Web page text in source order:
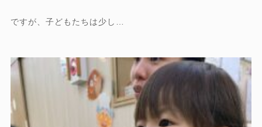
ですが、子どもたちは少し…